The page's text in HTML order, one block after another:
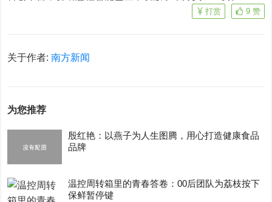
9 赞
打赏
关于作者:南方新闻
为您推荐
殷红艳：以燕子为人生图腾，用心打造健康食品
品牌
温控周转箱里的青春答卷：00后团队为荔枝按下
保鲜暂停键